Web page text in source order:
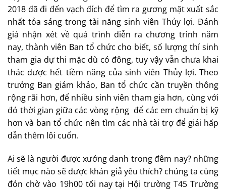
2018 đã đi đến vạch đích để tìm ra gương mặt xuất sắc
nhất tỏa sáng trong tài năng sinh viên Thủy lợi. Đánh
giá nhận xét về quá trình diễn ra chương trình năm
nay, thành viên Ban tổ chức cho biết, số lượng thí sinh
tham gia dự thi mặc dù có đông, tuy vậy vẫn chưa khai
thác được hết tiềm năng của sinh viên Thủy lợi. Theo
trưởng Ban giám khảo, Ban tổ chức cần truyền thông
rộng rãi hơn, để nhiều sinh viên tham gia hơn, cùng với
đó thời gian giữa các vòng rộng để các em chuẩn bị kỹ
hơn và ban tổ chức nên tìm các nhà tài trợ để giải hấp
dẫn thêm lôi cuốn.
Ai sẽ là người được xướng danh trong đêm nay? những
tiết mục nào sẽ được khán giả yêu thích? chúng ta cùng
đón chờ vào 19h00 tối nay tại Hội trường T45 Trường